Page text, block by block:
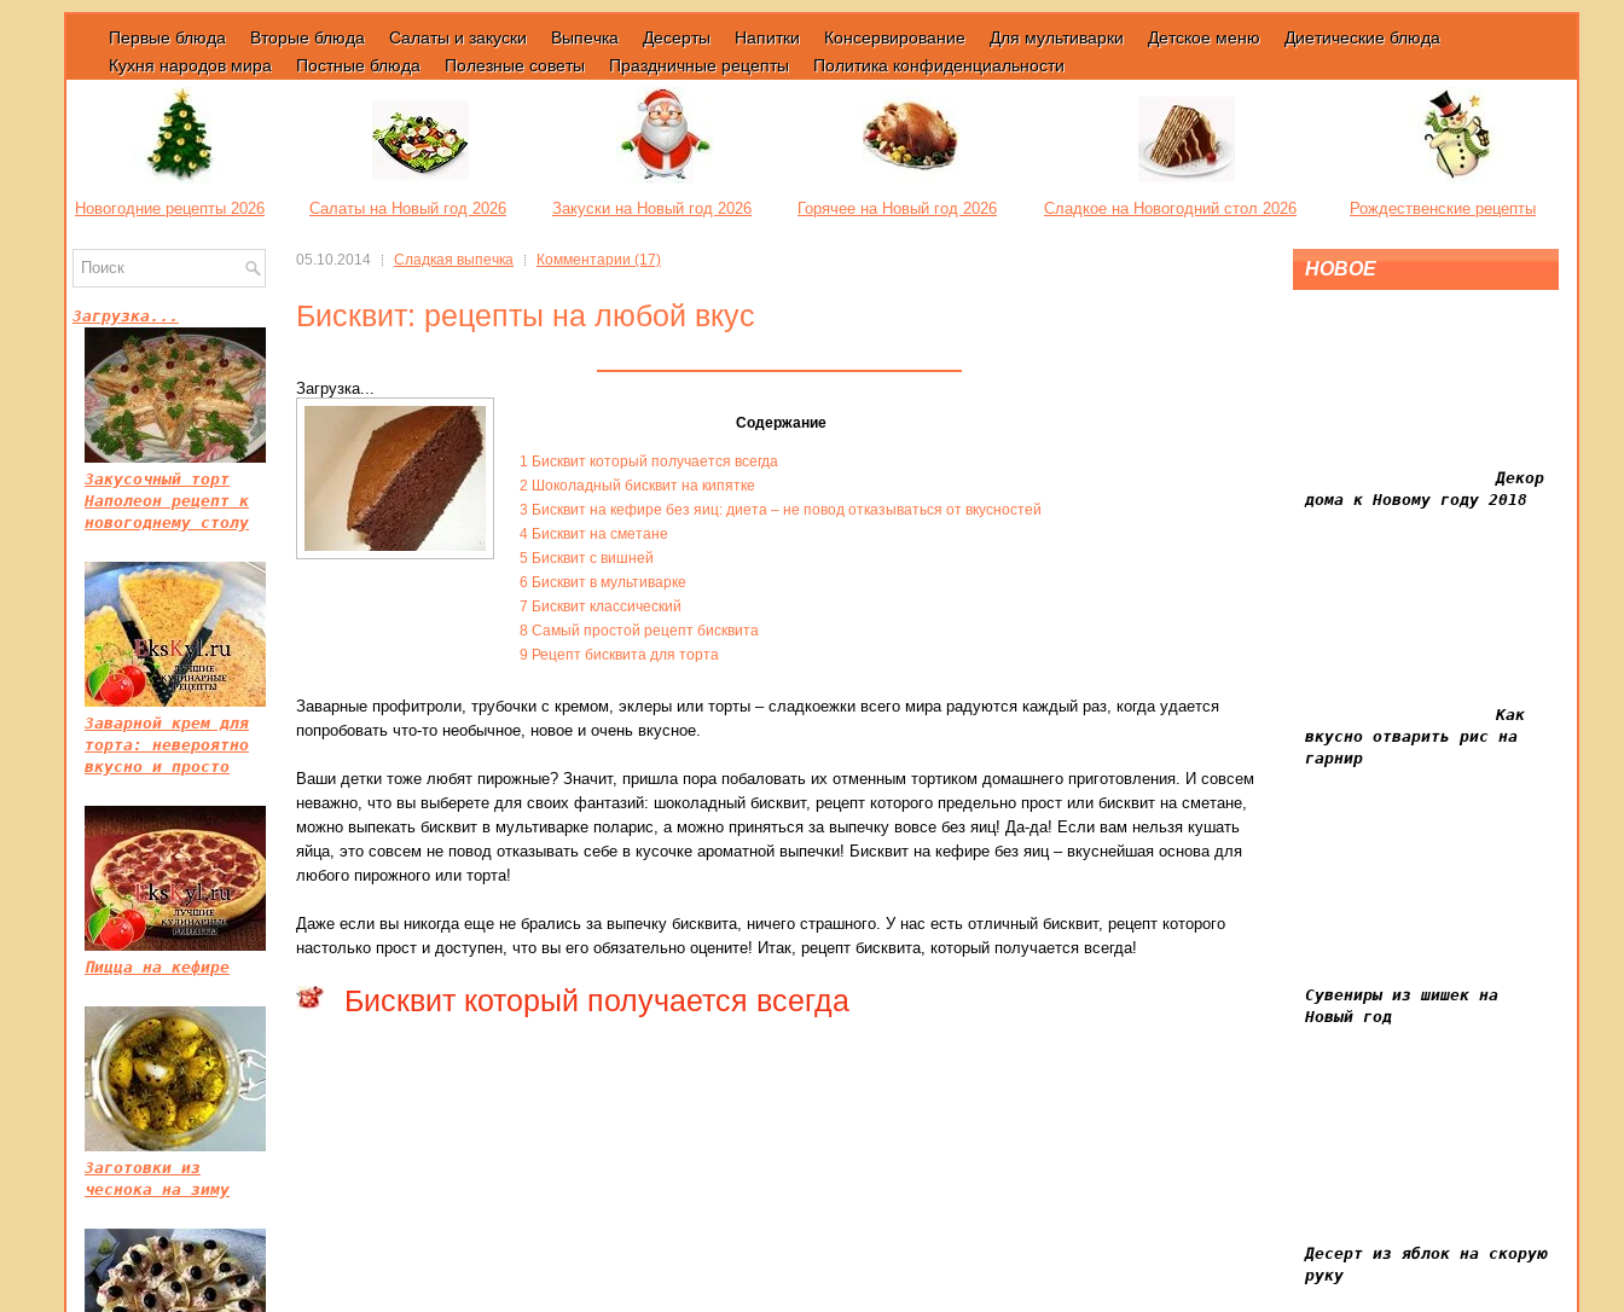
Первые блюда Вторые блюда Салаты и закуски Выпечка Десерты Напитки Консервирование Для мультиварки Детское меню
Диетические блюда
Кухня народов мира
Постные блюда Полезные советы Праздничные рецепты Политика конфиденциальности
Новогодние рецепты 2026 Салаты на Новый год 2026 Закуски на Новый год 2026 Горячее на Новый год 2026 Сладкое на Новогодний стол 2026 Рождественские рецепты
05.10.2014 Сладкая выпечка Комментарии (17)
Бисквит: рецепты на любой вкус
Загрузка...
Содержание
1 Бисквит который получается всегда
2 Шоколадный бисквит на кипятке
3 Бисквит на кефире без яиц: диета – не повод отказываться от вкусностей
4 Бисквит на сметане
5 Бисквит с вишней
6 Бисквит в мультиварке
7 Бисквит классический
8 Самый простой рецепт бисквита
9 Рецепт бисквита для торта
Заварные профитроли, трубочки с кремом, эклеры или торты – сладкоежки всего мира радуются каждый раз, когда удается
попробовать что-то необычное, новое и очень вкусное.
Ваши детки тоже любят пирожные? Значит, пришла пора побаловать их отменным тортиком домашнего приготовления. И совсем
неважно, что вы выберете для своих фантазий: шоколадный бисквит, рецепт которого предельно прост или бисквит на сметане,
можно выпекать бисквит в мультиварке поларис, а можно приняться за выпечку вовсе без яиц! Да-да! Если вам нельзя кушать
яйца, это совсем не повод отказывать себе в кусочке ароматной выпечки! Бисквит на кефире без яиц – вкуснейшая основа для
любого пирожного или торта!
Даже если вы никогда еще не брались за выпечку бисквита, ничего страшного. У нас есть отличный бисквит, рецепт которого
настолько прост и доступен, что вы его обязательно оцените! Итак, рецепт бисквита, который получается всегда!
Бисквит который получается всегда
Загрузка...
Закусочный торт
Наполеон рецепт к
новогоднему столу
Заварной крем для
торта: невероятно
вкусно и просто
Пицца на кефире
Заготовки из
чеснока на зиму
НОВОЕ
Декор
дома к Новому году 2018
Как
вкусно отварить рис на
гарнир
Сувениры из шишек на
Новый год
Десерт из яблок на скорую
руку